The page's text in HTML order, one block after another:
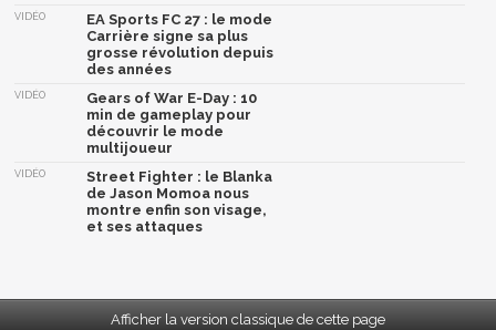
VIDÉO
EA Sports FC 27 : le mode
Carrière signe sa plus
grosse révolution depuis
des années
VIDÉO
Gears of War E-Day : 10
min de gameplay pour
découvrir le mode
multijoueur
VIDÉO
Street Fighter : le Blanka
de Jason Momoa nous
montre enfin son visage,
et ses attaques
Afficher la version classique de cette page